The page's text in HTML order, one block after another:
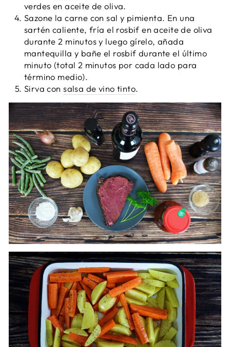
verdes en aceite de oliva.
Sazone la carne con sal y pimienta. En una
sartén caliente, fría el rosbif en aceite de oliva
durante 2 minutos y luego gírelo, añada
mantequilla y bañe el rosbif durante el último
minuto (total 2 minutos por cada lado para
término medio).
Sirva consalsa de vino tinto.